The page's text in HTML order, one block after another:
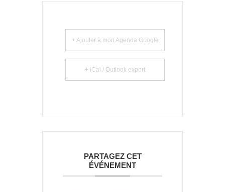
+ Ajouter à mon Agenda Google
+ iCal / Outlook export
PARTAGEZ CET
ÉVÉNEMENT